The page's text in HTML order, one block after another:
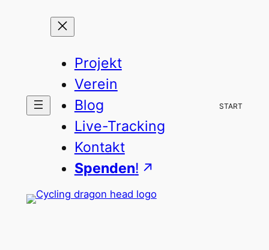
Projekt
Verein
Blog
Live-Tracking
Kontakt
Spenden!
START